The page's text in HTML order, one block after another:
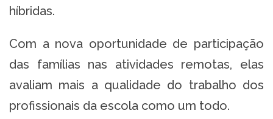
híbridas.
Com a nova oportunidade de participação
das famílias nas atividades remotas, elas
avaliam mais a qualidade do trabalho dos
profissionais da escola como um todo.